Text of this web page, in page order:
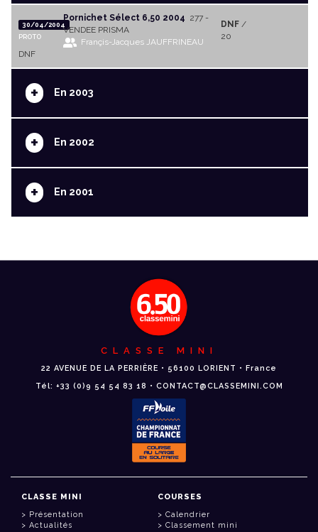
30/04/2004
PROTO
Pornichet Sélect 6,50 2004 277 -
VENDEE PRISMA
Françis-Jacques JAUFFRINEAU
DNF/
20
DNF
+ En 2003
+ En 2002
+ En 2001
CLASSE MINI
22 AVENUE DE LA PERRIÈRE • 56100 LORIENT • France
Tél: +33 (0)9 54 54 83 18 • CONTACT@CLASSEMINI.COM
CLASSE MINI
Présentation
Actualités
COURSES
Calendrier
Classement mini